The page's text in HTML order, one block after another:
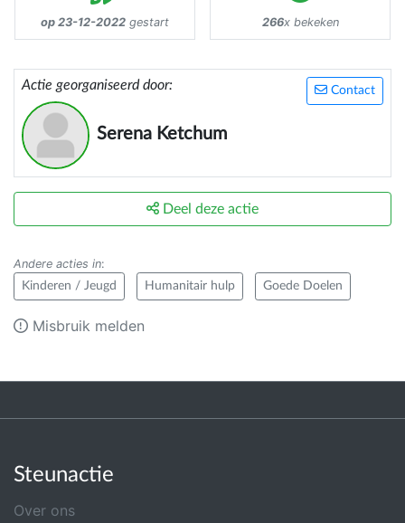
op 23-12-2022 gestart 266x bekeken
Contact
Actie georganiseerd door:
Serena Ketchum
Deel deze actie
Andere acties in:
Kinderen / Jeugd Humanitair hulp Goede Doelen
Misbruik melden
Steunactie
Over ons